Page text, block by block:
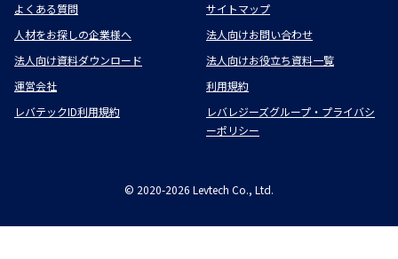
よくある質問
サイトマップ
人材をお探しの企業様へ
法人向けお問い合わせ
法人向け資料ダウンロード
法人向けお役立ち資料一覧
運営会社
利用規約
レバテックID利用規約
レバレジーズグループ・プライバシ
ーポリシー
© 2020-2026 Levtech Co., Ltd.